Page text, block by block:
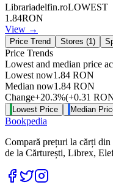
Librariadelfin.roLOWEST
1.84RON
View →
Price Trend Stores (1)
Price Trends
Lowest and median price
Lowest now1.84 RON
Median now1.84 RON
Change+20.3%(+0.31
Lowest Price Median
Bookpedia
Compară prețuri la cărți din
de la Cărturești, Librex,
Facebook
Twitter